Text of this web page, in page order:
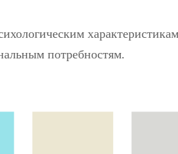
потребностям.